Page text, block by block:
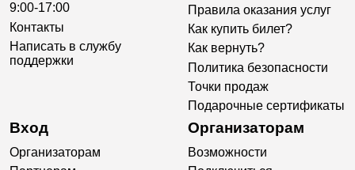
9:00-17:00
Контакты
Написать в службу
поддержки
Правила оказания услуг
Как купить билет?
Как вернуть?
Политика безопасности
Точки продаж
Подарочные сертификаты
Вход
Организаторам
Организаторам
Возможности